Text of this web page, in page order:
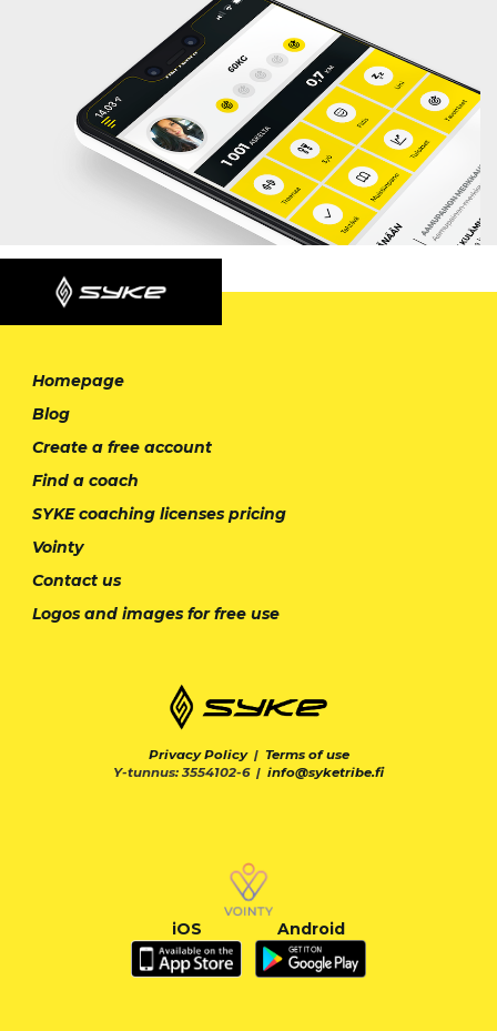
Homepage
Blog
Create a free account
Find a coach
SYKE coaching licenses pricing
Vointy
Contact us
Logos and images for free use
Privacy Policy| Terms of use
Y-tunnus: 3554102-6 | info@syketribe.fi
iOS Android